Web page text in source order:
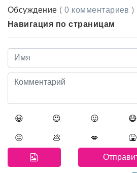
Обсуждение ( 0 комментариев )
Навигация по страницам
😀 😍 😛 😷
😖 💩 💋 🤮